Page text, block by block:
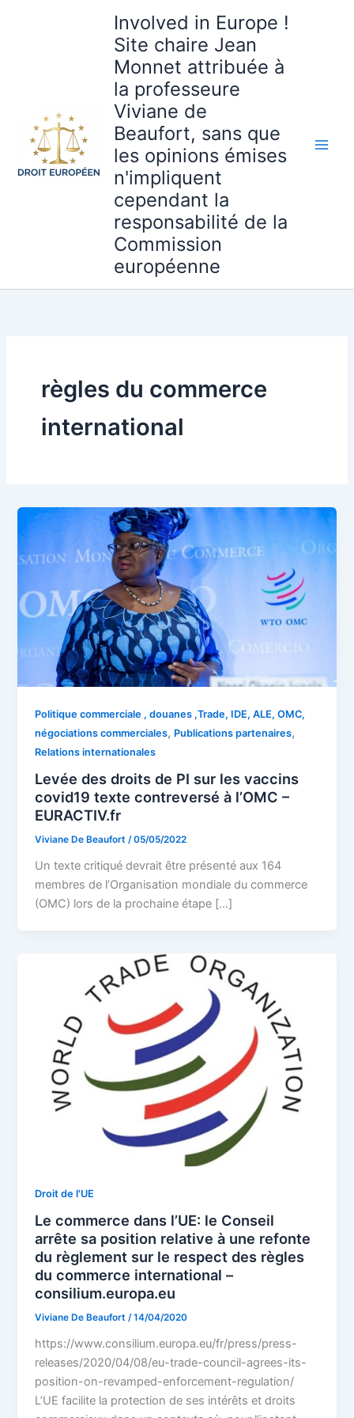
Involved in Europe !
Site chaire Jean
Monnet attribuée à
la professeure
Viviane de
Beaufort, sans que
les opinions émises
n'impliquent
cependant la
responsabilité de la
Commission
européenne
règles du commerce
international
Politique commerciale , douanes ,Trade, IDE, ALE, OMC,
négociations commerciales, Publications partenaires,
Relations internationales
Levée des droits de PI sur les vaccins
covid19 texte contreversé à l’OMC –
EURACTIV.fr
Viviane De Beaufort/05/05/2022
Un texte critiqué devrait être présenté aux 164
membres de l’Organisation mondiale du commerce
(OMC) lors de la prochaine étape […]
Droit de l'UE
Le commerce dans l’UE: le Conseil
arrête sa position relative à une refonte
du règlement sur le respect des règles
du commerce international –
consilium.europa.eu
Viviane De Beaufort/14/04/2020
https://www.consilium.europa.eu/fr/press/press-
releases/2020/04/08/eu-trade-council-agrees-its-
position-on-revamped-enforcement-regulation/
L’UE facilite la protection de ses intérêts et droits